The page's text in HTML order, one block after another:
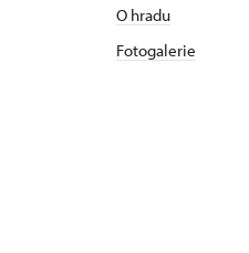
O hradu
Fotogalerie